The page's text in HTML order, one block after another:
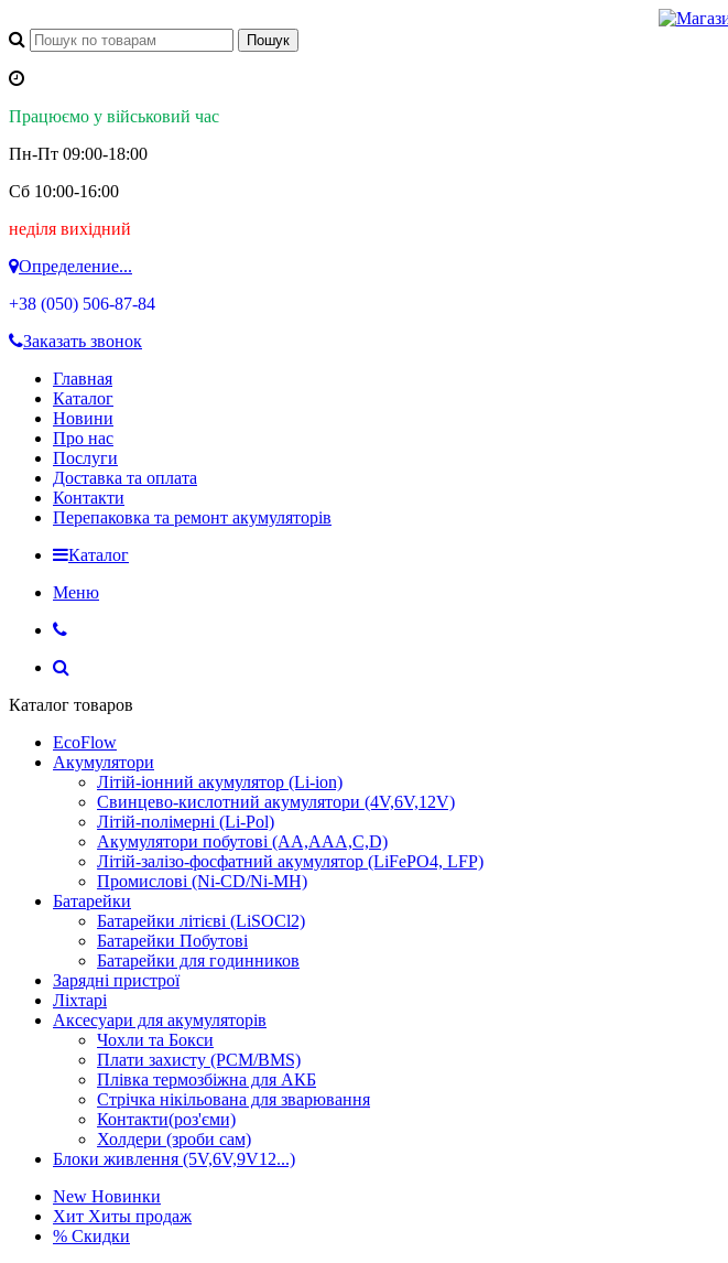
Працюємо у військовий час
Пн-Пт 09:00-18:00
Сб 10:00-16:00
неділя вихідний
Определение...
+38 (050) 506-87-84
Заказать звонок
Главная
Каталог
Новини
Про нас
Послуги
Доставка та оплата
Контакти
Перепаковка та ремонт акумуляторів
Каталог
Меню
Каталог товаров
EcoFlow
Акумулятори
Літій-іонний акумулятор (Li-ion)
Свинцево-кислотний акумулятори (4V,6V,12V)
Літій-полімерні (Li-Pol)
Акумулятори побутові (AA,AAA,C,D)
Літій-залізо-фосфатний акумулятор (LiFePO4, LFP)
Промислові (Ni-CD/Ni-MH)
Батарейки
Батарейки літієві (LiSOCl2)
Батарейки Побутові
Батарейки для годинников
Зарядні пристрої
Ліхтарі
Аксесуари для акумуляторів
Чохли та Бокси
Плати захисту (PCM/BMS)
Плівка термозбіжна для АКБ
Стрічка нікільована для зварювання
Контакти(роз'єми)
Холдери (зроби сам)
Блоки живлення (5V,6V,9V12...)
New Новинки
Хит Хиты продаж
% Скидки